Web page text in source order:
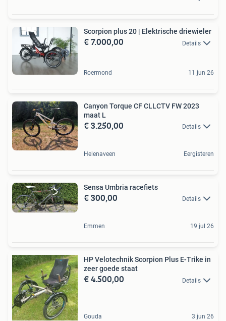
Scorpion plus 20 | Elektrische driewieler
€ 7.000,00 Details
Roermond 11 jun 26
Canyon Torque CF CLLCTV FW 2023
maat L
€ 3.250,00 Details
Helenaveen Eergisteren
Sensa Umbria racefiets
€ 300,00 Details
Emmen 19 jul 26
HP Velotechnik Scorpion Plus E-Trike in
zeer goede staat
€ 4.500,00 Details
Gouda 3 jun 26